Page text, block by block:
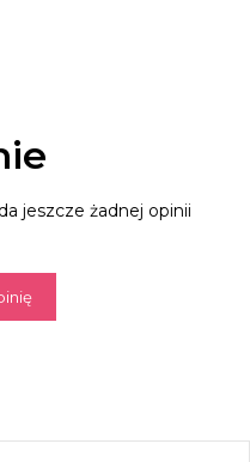
jeszcze żadnej opinii